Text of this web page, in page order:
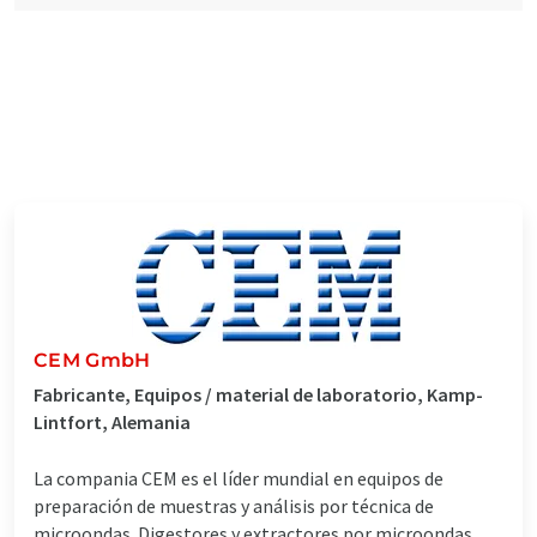
CEM GmbH
Fabricante, Equipos / material de laboratorio, Kamp-
Lintfort, Alemania
La compania CEM es el líder mundial en equipos de
preparación de muestras y análisis por técnica de